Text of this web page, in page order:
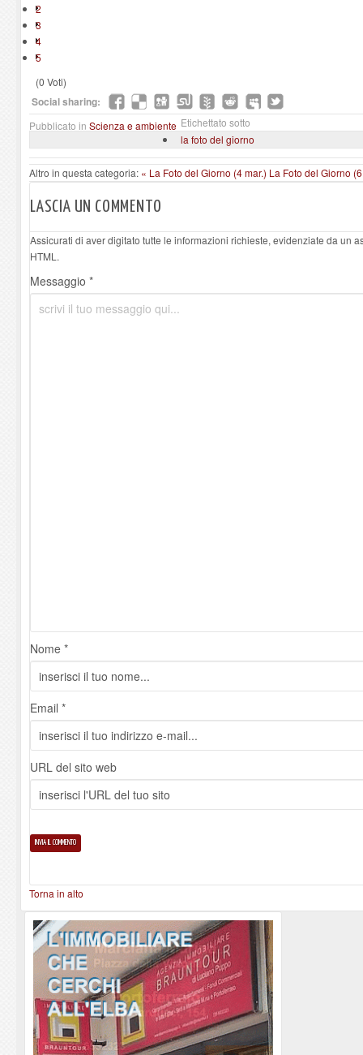
2
3
4
5
(0 Voti)
Social sharing:
Pubblicato in Scienza e ambiente Etichettato sotto
la foto del giorno
Altro in questa categoria: « La Foto del Giorno (4 mar.) La Foto del Giorno
LASCIA UN COMMENTO
Assicurati di aver digitato tutte le informazioni richieste, evidenziate da un
HTML.
Messaggio *
Nome *
Email *
URL del sito web
Torna in alto